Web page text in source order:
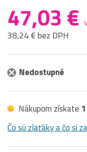
47,03 €
38,24 € bez DPH
Nedostupné
Nákupom získate
Čo sú zlaťáky a čo si